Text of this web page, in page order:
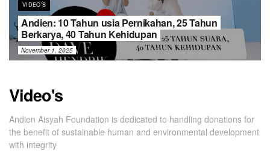
VIDEO'S
Andien: 10 Tahun usia Pernikahan, 25 Tahun
Berkarya, 40 Tahun Kehidupan
November 1, 2025
Video's
Andien Aisyah Foundation is dedicated to handling donations for
the benefit of sustainable human and environmental development
with integrity